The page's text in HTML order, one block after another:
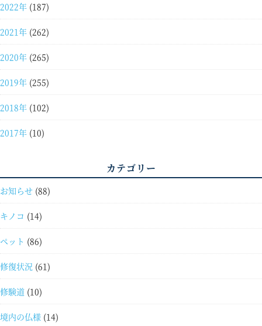
2022年 (187)
2021年 (262)
2020年 (265)
2019年 (255)
2018年 (102)
2017年 (10)
カテゴリー
お知らせ (88)
キノコ (14)
ペット (86)
修復状況 (61)
修験道 (10)
境内の仏様 (14)